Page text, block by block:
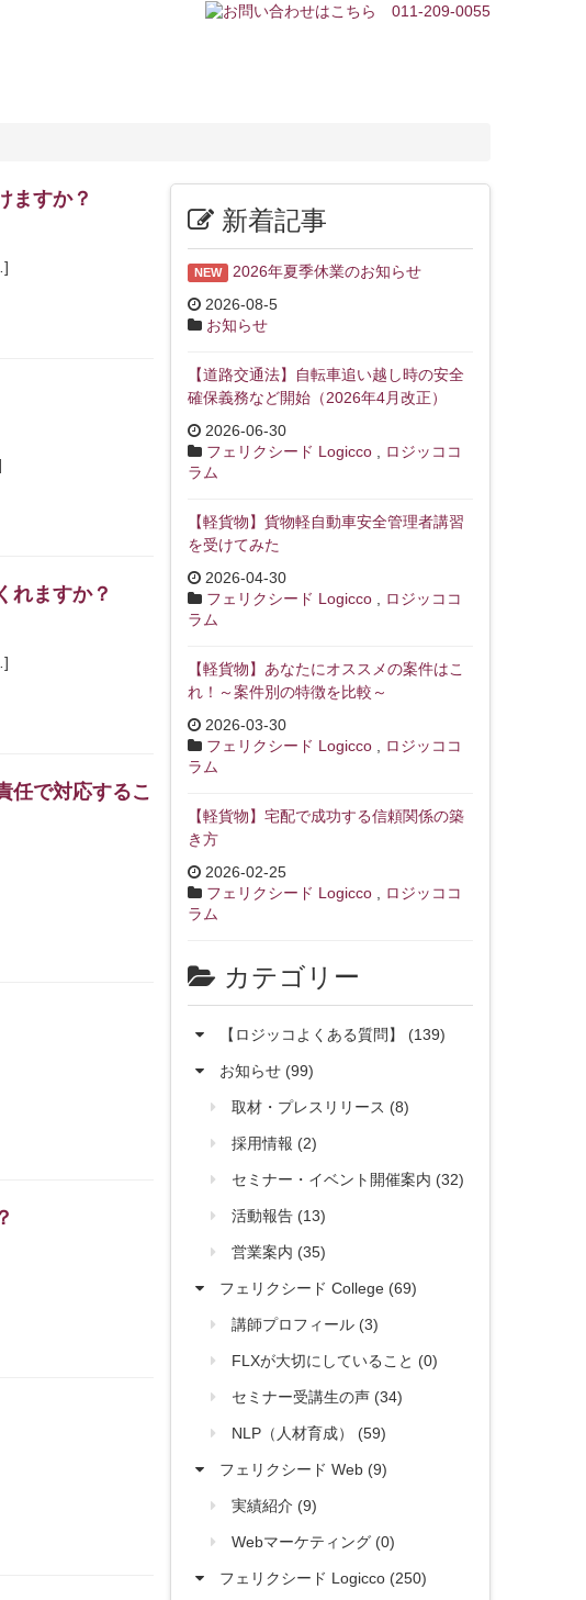
ますか？
れますか？
任で対応するこ
新着記事
NEW
2026年夏季休業のお知らせ
2026-08-5
お知らせ
【道路交通法】自転車追い越し時の安全
確保義務など開始（2026年4月改正）
2026-06-30
フェリクシード Logicco,
ロジッココ
ラム
【軽貨物】貨物軽自動車安全管理者講習
を受けてみた
2026-04-30
フェリクシード Logicco,
ロジッココ
ラム
【軽貨物】あなたにオススメの案件はこ
れ！～案件別の特徴を比較～
2026-03-30
フェリクシード Logicco,
ロジッココ
ラム
【軽貨物】宅配で成功する信頼関係の築
き方
2026-02-25
フェリクシード Logicco,
ロジッココ
ラム
カテゴリー
【ロジッコよくある質問】 (139)
お知らせ (99)
取材・プレスリリース (8)
採用情報 (2)
セミナー・イベント開催案内 (32)
活動報告 (13)
営業案内 (35)
フェリクシード College (69)
講師プロフィール (3)
FLXが大切にしていること (0)
セミナー受講生の声 (34)
NLP（人材育成） (59)
フェリクシード Web (9)
実績紹介 (9)
Webマーケティング (0)
フェリクシード Logicco (250)